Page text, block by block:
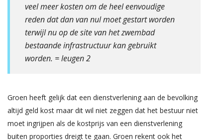
veel meer kosten om de heel eenvoudige
reden dat dan van nul moet gestart worden
terwijl nu op de site van het zwembad
bestaande infrastructuur kan gebruikt
worden. = leugen 2
Groen heeft gelijk dat een dienstverlening aan de bevolking
altijd geld kost maar dit wil niet zeggen dat het bestuur niet
moet ingrijpen als de kostprijs van een dienstverlening
buiten proporties dreigt te gaan. Groen rekent ook het